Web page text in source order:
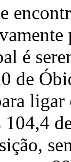
é
de
ligar